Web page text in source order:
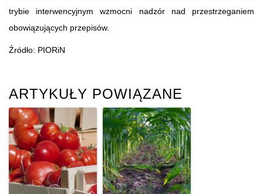
trybie interwencyjnym wzmocni nadzór nad przestrzeganiem
obowiązujących przepisów.
Źródło: PIORiN
ARTYKUŁY POWIĄZANE